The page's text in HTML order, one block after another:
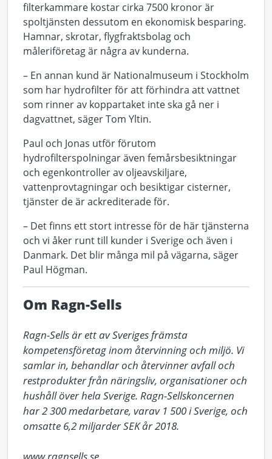
filterkammare kostar cirka 7500 kronor är
spoltjänsten dessutom en ekonomisk besparing.
Hamnar, skrotar, flygfraktsbolag och
måleriföretag är några av kunderna.
– En annan kund är Nationalmuseum i Stockholm
som har hydrofilter för att förhindra att vattnet
som rinner av koppartaket inte ska gå ner i
dagvattnet, säger Tom Yltin.
Paul och Jonas utför förutom
hydrofilterspolningar även femårsbesiktningar
och egenkontroller av oljeavskiljare,
vattenprovtagningar och besiktigar cisterner,
tjänster de är ackrediterade för.
– Det finns ett stort intresse för de här tjänsterna
och vi åker runt till kunder i Sverige och även i
Danmark. Det blir många mil på vägarna, säger
Paul Högman.
Om Ragn-Sells
Ragn-Sells är ett av Sveriges främsta
kompetensföretag inom återvinning och miljö. Vi
samlar in, behandlar och återvinner avfall och
restprodukter från näringsliv, organisationer och
hushåll över hela Sverige. Ragn-Sellskoncernen
har 2 300 medarbetare, varav 1 500 i Sverige, och
omsatte 6,2 miljarder SEK år 2018.